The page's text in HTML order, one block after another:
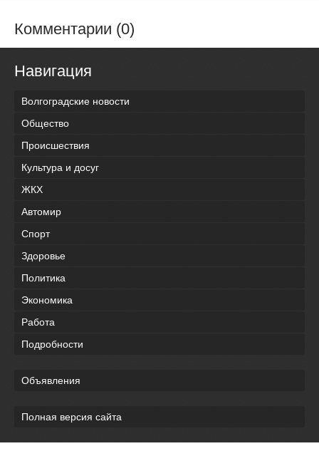
Комментарии (0)
Навигация
Волгоградские новости
Общество
Происшествия
Культура и досуг
ЖКХ
Автомир
Спорт
Здоровье
Политика
Экономика
Работа
Подробности
Объявления
Полная версия сайта